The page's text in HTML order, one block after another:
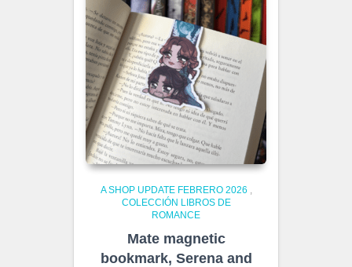
A SHOP UPDATE FEBRERO 2026 ,
COLECCIÓN LIBROS DE
ROMANCE
Mate magnetic
bookmark, Serena and